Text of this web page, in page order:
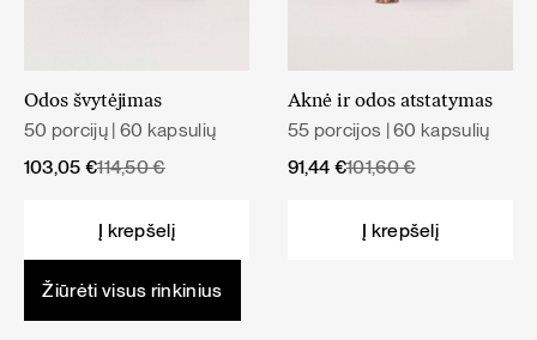
Odos švytėjimas
50 porcijų | 60 kapsulių
114,50€
Original
103,05 €
Current
103,05 €.
Į krepšelį
Aknė ir odos atstatymas
55 porcijos | 60 kapsulių
101,60€
Original
91,44 €
Current
Į krepšelį
Žiūrėti visus rinkinius